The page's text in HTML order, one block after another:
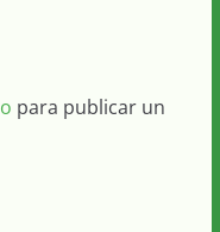
para publicar un